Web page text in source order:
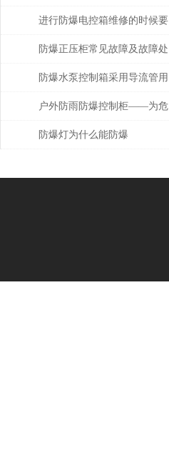
规范
进行防爆电控箱维修的时候要
注意什么呢?
防爆正压柜常见故障及故障处
理
防爆水泵控制箱采用导流管用
以保证控制箱内部得到充分吹
扫
户外防雨防爆控制柜——为危
险环境打造的电气控制解决方
防爆灯为什么能防爆